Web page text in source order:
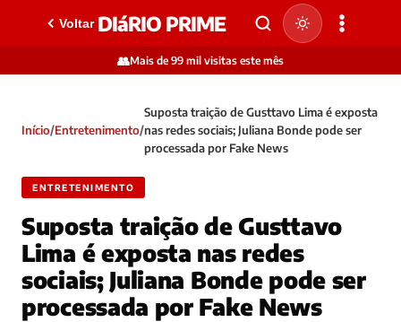
Voltar DIáRIO PRIME
👥Mais de 99 mil visitas este mês
Início/Entretenimento/
Suposta traição de Gusttavo Lima é exposta
nas redes sociais; Juliana Bonde pode ser
processada por Fake News
ENTRETENIMENTO
Suposta traição de Gusttavo
Lima é exposta nas redes
sociais; Juliana Bonde pode ser
processada por Fake News